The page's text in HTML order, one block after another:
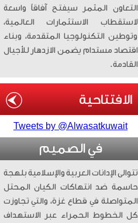
التعاون المثمر سيفتح آفاقاً واسعة
لاستقطاب الاستثمارات العالمية،
وتوطين التكنولوجيا المتقدمة، وبناء
اقتصاد مستدام يضمن الازدهار للأجيال
القادمة.
Tweets by @Alwasatkuwait
في الصميم
تتوالى الإدانات العربية والإسلامية بلهجة
حاسمة ضد انتهاكات الكيان المحتل
المتواصلة في قطاع غزة، والتي تجاوزت
كل الخطوط الحمراء عبر الاستهداف